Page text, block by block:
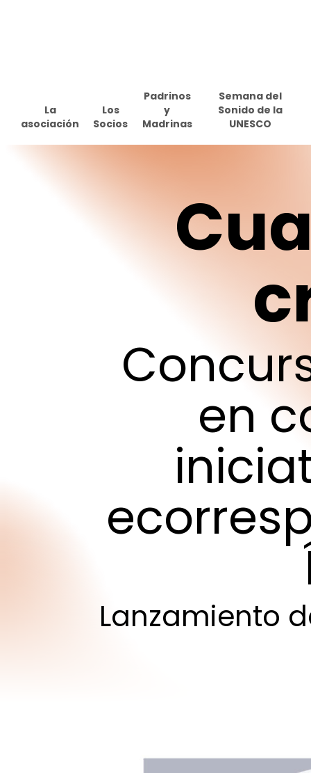
La
asociación
Los
Socios
Padrinos
y
Madrinas
Semana del
Sonido de la
UNESCO
en
Lanzamiento